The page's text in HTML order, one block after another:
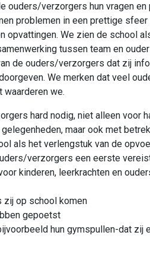
ouders/verzorgers hun vragen en
problemen in een prettige
opvattingen. We zien de school
tussen team en
de ouders/verzorgers dat zij
We merken dat veel
waarderen we.
hard nodig, niet alleen voor
maar ook met
als het verlengstuk van de
verzorgers een eerste
kinderen, leerkrachten en
zij op school komen
gepoetst
hun gymspullen-dat zij